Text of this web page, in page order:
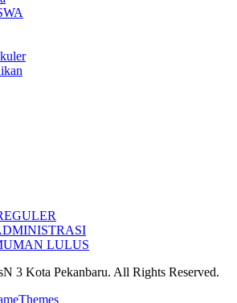
LULUS
3 Kota Pekanbaru. All Rights Reserved.